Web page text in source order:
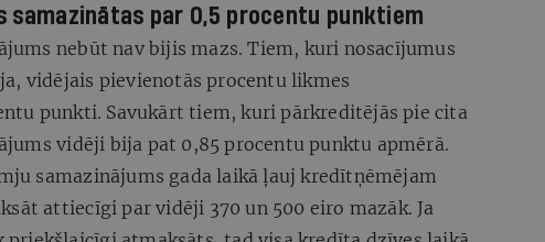
samazinātas par 0,5 procentu punktiem
nebūt nav bijis mazs. Tiem, kuri nosacījumus
vidējais pievienotās procentu likmes
punkti. Savukārt tiem, kuri pārkreditējās pie cita
vidēji bija pat 0,85 procentu punktu apmērā.
samazinājums gada laikā ļauj kredītņēmējam
attiecīgi par vidēji 370 un 500 eiro mazāk. Ja